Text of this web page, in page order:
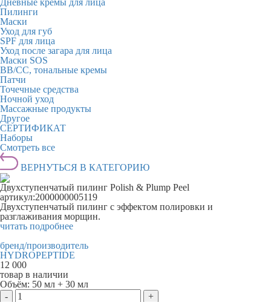
Пилинги
Маски
Уход для губ
SPF для лица
Уход после загара для лица
Маски SOS
BB/CC, тональные кремы
Патчи
Точечные средства
Ночной уход
Массажные продукты
Другое
СЕРТИФИКАТ
Наборы
Смотреть все
ВЕРНУТЬСЯ В КАТЕГОРИЮ
Двухступенчатый пилинг Polish & Plump Peel
артикул:2000000005119
Двухступенчатый пилинг с эффектом полировки и
разглаживания морщин.
читать подробнее
бренд/производитель
HYDROPEPTIDE
12 000
товар в наличии
Объём: 50 мл + 30 мл
-
+